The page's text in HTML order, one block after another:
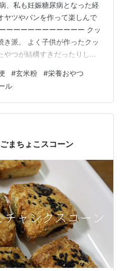
、私も妊娠糖尿病となった経
ヤツやパンを作って楽しんで
ーーーーーーーーーーー クッ
き派。 よく子供が作ったクッ
やつが結構すきだったりしま
要だったり。 何かとおいしい
もちながら食べるもんだな
感はほしいので GI値は低めの
価たっぷりの玄米粉、 大豆粉
お届けします♡ 試作1回目 材
#玄米粉 #栄養おやつ
ル
まちょこスコーン